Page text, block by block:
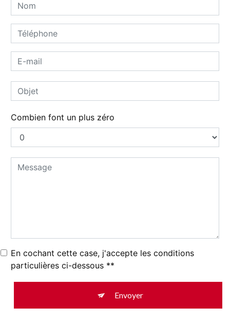
Combien font un plus zéro
En cochant cette case, j'accepte les conditions
particulières ci-dessous **
Envoyer